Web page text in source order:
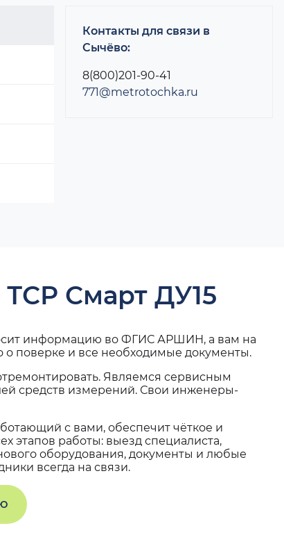
Контакты для связи в
Сычёво:
8(800)201-90-41
771@metrotochka.ru
ТСР Смарт ДУ15
информацию во ФГИС АРШИН, а вам на
о поверке и все необходимые документы.
Являемся сервисным
средств измерений. Свои инженеры-
с вами, обеспечит чёткое и
этапов работы: выезд специалиста,
оборудования, документы и любые
всегда на связи.